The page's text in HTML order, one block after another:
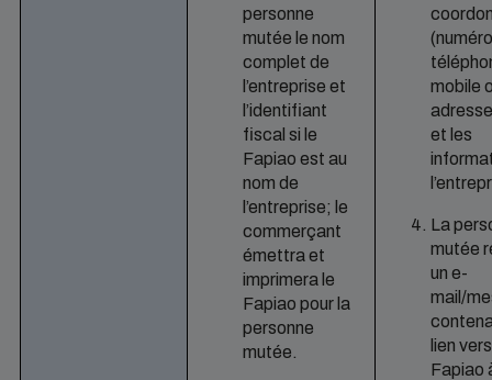
personne
mutée le nom
complet de
l’entreprise et
l’identifiant
fiscal si le
Fapiao est au
nom de
l’entreprise; le
commerçant
émettra et
imprimera le
Fapiao pour la
personne
mutée.
mobile
et les
La
mutée
un e-
mail/
lien
Fapiao